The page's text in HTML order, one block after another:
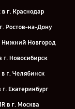
г. Краснодар
Ростов-на-Дону
Нижний Новгород
г. Новосибирск
г. Челябинск
Екатеринбург
в г. Москва